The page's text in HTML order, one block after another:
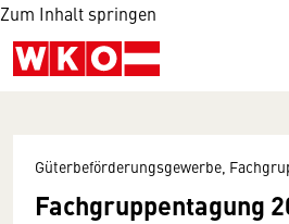
Zum Inhalt springen
Güterbeförderungsgewerbe,
Fachgruppentagung